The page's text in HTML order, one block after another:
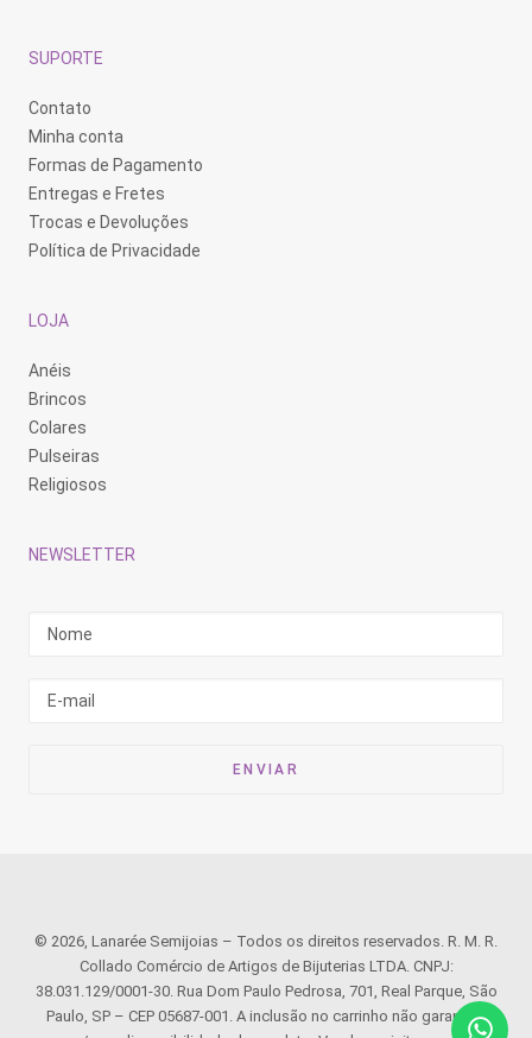
SUPORTE
Contato
Minha conta
Formas de Pagamento
Entregas e Fretes
Trocas e Devoluções
Política de Privacidade
LOJA
Anéis
Brincos
Colares
Pulseiras
Religiosos
NEWSLETTER
© 2026, Lanarée Semijoias – Todos os direitos reservados. R. M. R.
Collado Comércio de Artigos de Bijuterias LTDA. CNPJ:
38.031.129/0001-30. Rua Dom Paulo Pedrosa, 701, Real Parque, São
Paulo, SP – CEP 05687-001. A inclusão no carrinho não garante o